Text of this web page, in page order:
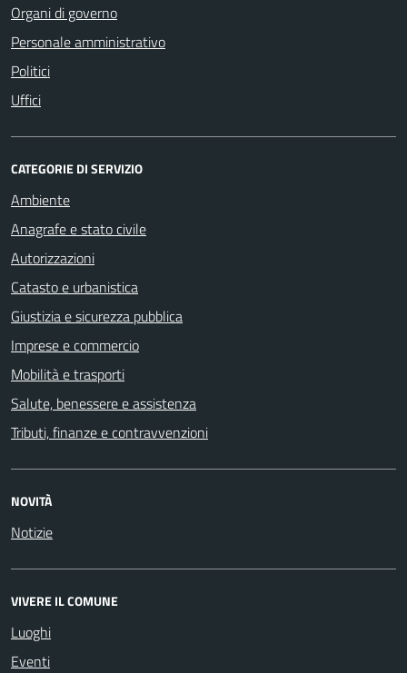
Organi di governo
Personale amministrativo
Politici
Uffici
CATEGORIE DI SERVIZIO
Ambiente
Anagrafe e stato civile
Autorizzazioni
Catasto e urbanistica
Giustizia e sicurezza pubblica
Imprese e commercio
Mobilità e trasporti
Salute, benessere e assistenza
Tributi, finanze e contravvenzioni
NOVITÀ
Notizie
VIVERE IL COMUNE
Luoghi
Eventi